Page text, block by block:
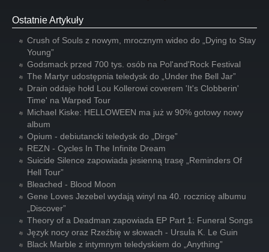
Ostatnie Artykuły
Crush of Souls z nowym, mrocznym wideo do „Dying to Stay
Young”
Godsmack przed 700 tys. osób na Pol'and'Rock Festival
The Martyr udostępnia teledysk do „Under the Bell Jar”
Drain oddaje hołd Lou Kollerowi coverem 'It's Clobberin'
Time' na Warped Tour
Michael Kiske: HELLOWEEN ma już w 90% gotowy nowy
album
Opium - debiutancki teledysk do „Dirge”
REZN - Cycles In The Infinite Dream
Suicide Silence zapowiada jesienną trasę „Reminders Of
Hell Tour”
Bleached - Blood Moon
Gene Loves Jezebel wydają winyl na 40. rocznicę albumu
„Discover”
Theory of a Deadman zapowiada EP Part 1: Funeral Songs
Język nocy oraz Rzeźbię w słowach - Ursula K. Le Guin
Black Marble z intymnym teledyskiem do „Anything”